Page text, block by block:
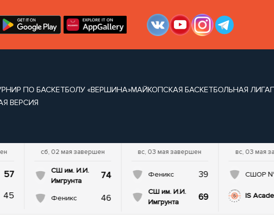
ПО БАСКЕТБОЛУ «ВЕРШИНА»МАЙКОПСКАЯ БАСКЕТБОЛЬНАЯ ЛИГА
ВЕРСИЯ
57
45
сб, 02 мая завершен
СШ им. И.И.
Имгрунта
74
Феникс 46
вс, 03 мая завершен
Феникс 39
СШ им. И.И.
Имгрунта
69
вс, 03 мая
СШОР №
IS